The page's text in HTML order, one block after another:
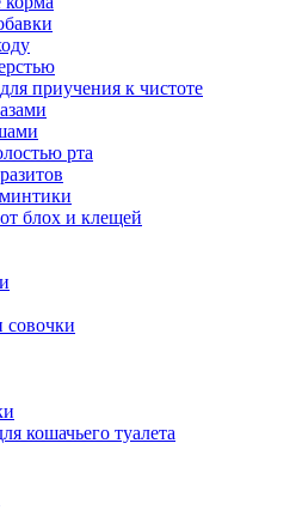
приучения к чистоте
рта
блох и клещей
совочки
кошачьего туалета